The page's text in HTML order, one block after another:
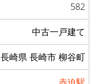
582
中古一戸建て
長崎県 長崎市 柳谷町